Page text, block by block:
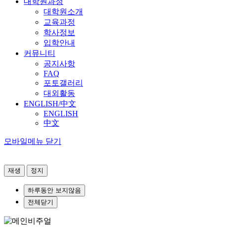
대학원소개
교육과정
학사정보
입학안내
커뮤니티
공지사항
FAQ
포토갤러리
대외활동
ENGLISH/中文
ENGLISH
中文
모바일메뉴 닫기
재생 정지
하루동안 보지않음
전체닫기